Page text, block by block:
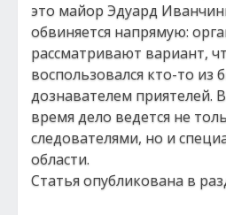
это майор Эдуард
обвиняется напрямую:
рассматривают вариант,
воспользовался кто-то из
дознавателем приятелей.
время дело ведется не
следователями, но и
области.
Статья опубликована в